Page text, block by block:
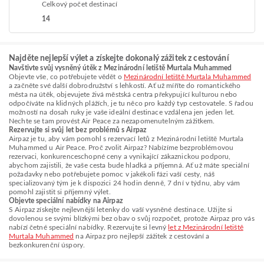
Celkový počet destinací
14
Najděte nejlepší výlet a získejte dokonalý zážitek z cestování
Navštivte svůj vysněný útěk z Mezinárodní letiště Murtala Muhammed
Objevte vše, co potřebujete vědět o Mezinárodní letiště Murtala Muhammed
a začněte své další dobrodružství s lehkostí. Ať už míříte do romantického
města na útěk, objevujete živá městská centra překypující kulturou nebo
odpočíváte na klidných plážích, je tu něco pro každý typ cestovatele. S řadou
možností na dosah ruky je vaše ideální destinace vzdálena jen jeden let.
Nechte se tam provést Air Peace za nezapomenutelným zážitkem.
Rezervujte si svůj let bez problémů s Airpaz
Airpaz je tu, aby vám pomohl s rezervací letů z Mezinárodní letiště Murtala
Muhammed u Air Peace. Proč zvolit Airpaz? Nabízíme bezproblémovou
rezervaci, konkurenceschopné ceny a vynikající zákaznickou podporu,
abychom zajistili, že vaše cesta bude hladká a příjemná. Ať už máte speciální
požadavky nebo potřebujete pomoc v jakékoli fázi vaší cesty, náš
specializovaný tým je k dispozici 24 hodin denně, 7 dní v týdnu, aby vám
pomohl zajistit si příjemný výlet.
Objevte speciální nabídky na Airpaz
S Airpaz získejte nejlevnější letenky do vaší vysněné destinace. Užijte si
dovolenou se svými blízkými bez obav o svůj rozpočet, protože Airpaz pro vás
nabízí četné speciální nabídky. Rezervujte si levný let z Mezinárodní letiště
Murtala Muhammed na Airpaz pro nejlepší zážitek z cestování a
bezkonkurenční úspory.